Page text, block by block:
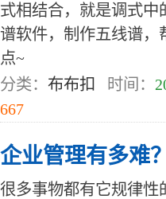
式相结合，就是调式中
谱软件，制作五线谱，
点~
分类： 布布扣 时间：
667
企业管理有多难
很多事物都有它规律性